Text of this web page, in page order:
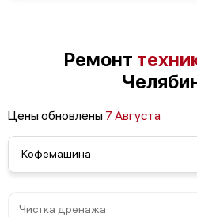
Ремонт
Цены обновлены 7 Августа
Кофемашина
Чистка дренажа